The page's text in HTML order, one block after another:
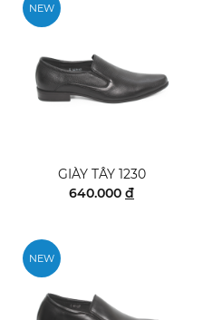
NEW
GIÀY TÂY 1230
640.000 đ
NEW